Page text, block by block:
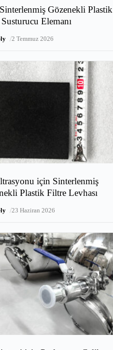
Gözenekli Plastik
Elemanı
/2 Temmuz 2026
için Sinterlenmiş
Plastik Filtre Levhası
/23 Haziran 2026